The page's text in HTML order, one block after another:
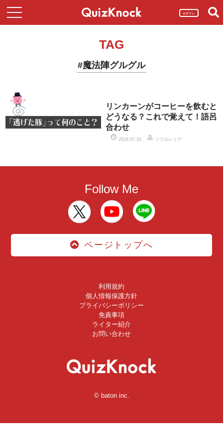
ログイン
TAG
#魔法陣グルグル
リンカーンがコーヒーを飲むと
どうなる？これで覚えて！語呂
合わせ
2019.07.31 ソフロレリア
Follow Me
ページトップへ
利用規約
個人情報保護方針
プライバシーポリシー
免責事項
ライター紹介
お問い合わせ
© baton inc.